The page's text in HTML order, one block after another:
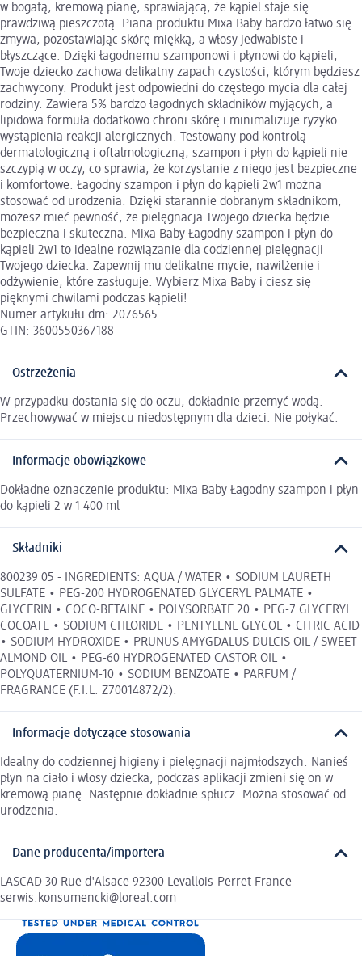
w bogatą, kremową pianę, sprawiającą, że kąpiel staje się
prawdziwą pieszczotą. Piana produktu Mixa Baby bardzo łatwo się
zmywa, pozostawiając skórę miękką, a włosy jedwabiste i
błyszczące. Dzięki łagodnemu szamponowi i płynowi do kąpieli,
Twoje dziecko zachowa delikatny zapach czystości, którym będziesz
zachwycony. Produkt jest odpowiedni do częstego mycia dla całej
rodziny. Zawiera 5% bardzo łagodnych składników myjących, a
lipidowa formuła dodatkowo chroni skórę i minimalizuje ryzyko
wystąpienia reakcji alergicznych. Testowany pod kontrolą
dermatologiczną i oftalmologiczną, szampon i płyn do kąpieli nie
szczypią w oczy, co sprawia, że korzystanie z niego jest bezpieczne
i komfortowe. Łagodny szampon i płyn do kąpieli 2w1 można
stosować od urodzenia. Dzięki starannie dobranym składnikom,
możesz mieć pewność, że pielęgnacja Twojego dziecka będzie
bezpieczna i skuteczna. Mixa Baby Łagodny szampon i płyn do
kąpieli 2w1 to idealne rozwiązanie dla codziennej pielęgnacji
Twojego dziecka. Zapewnij mu delikatne mycie, nawilżenie i
odżywienie, które zasługuje. Wybierz Mixa Baby i ciesz się
pięknymi chwilami podczas kąpieli!
Numer artykułu dm: 2076565
GTIN: 3600550367188
Ostrzeżenia
W przypadku dostania się do oczu, dokładnie przemyć wodą.
Przechowywać w miejscu niedostępnym dla dzieci. Nie połykać.
Informacje obowiązkowe
Dokładne oznaczenie produktu: Mixa Baby Łagodny szampon i płyn
do kąpieli 2 w 1 400 ml
Składniki
800239 05 - INGREDIENTS: AQUA / WATER • SODIUM LAURETH
SULFATE • PEG-200 HYDROGENATED GLYCERYL PALMATE •
GLYCERIN • COCO-BETAINE • POLYSORBATE 20 • PEG-7 GLYCERYL
COCOATE • SODIUM CHLORIDE • PENTYLENE GLYCOL • CITRIC ACID
• SODIUM HYDROXIDE • PRUNUS AMYGDALUS DULCIS OIL / SWEET
ALMOND OIL • PEG-60 HYDROGENATED CASTOR OIL •
POLYQUATERNIUM-10 • SODIUM BENZOATE • PARFUM /
FRAGRANCE (F.I.L. Z70014872/2).
Informacje dotyczące stosowania
Idealny do codziennej higieny i pielęgnacji najmłodszych. Nanieś
płyn na ciało i włosy dziecka, podczas aplikacji zmieni się on w
kremową pianę. Następnie dokładnie spłucz. Można stosować od
urodzenia.
Dane producenta/importera
LASCAD 30 Rue d'Alsace 92300 Levallois-Perret France
serwis.konsumencki@loreal.com